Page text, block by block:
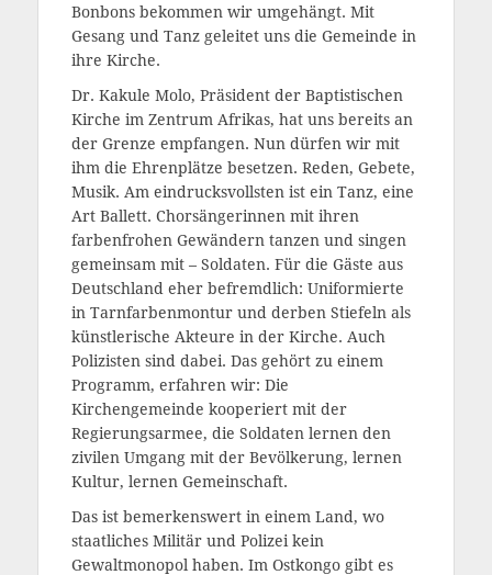
Bonbons bekommen wir umgehängt. Mit
Gesang und Tanz geleitet uns die Gemeinde in
ihre Kirche.
Dr. Kakule Molo, Präsident der Baptistischen
Kirche im Zentrum Afrikas, hat uns bereits an
der Grenze empfangen. Nun dürfen wir mit
ihm die Ehrenplätze besetzen. Reden, Gebete,
Musik. Am eindrucksvollsten ist ein Tanz, eine
Art Ballett. Chorsängerinnen mit ihren
farbenfrohen Gewändern tanzen und singen
gemeinsam mit – Soldaten. Für die Gäste aus
Deutschland eher befremdlich: Uniformierte
in Tarnfarbenmontur und derben Stiefeln als
künstlerische Akteure in der Kirche. Auch
Polizisten sind dabei. Das gehört zu einem
Programm, erfahren wir: Die
Kirchengemeinde kooperiert mit der
Regierungsarmee, die Soldaten lernen den
zivilen Umgang mit der Bevölkerung, lernen
Kultur, lernen Gemeinschaft.
Das ist bemerkenswert in einem Land, wo
staatliches Militär und Polizei kein
Gewaltmonopol haben. Im Ostkongo gibt es